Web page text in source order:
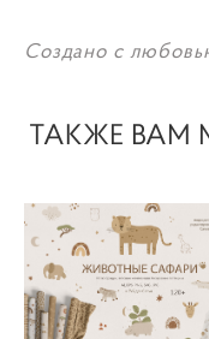
Создано с
ТАКЖЕ ВАМ